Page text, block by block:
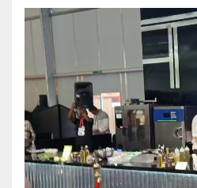
视
放
器